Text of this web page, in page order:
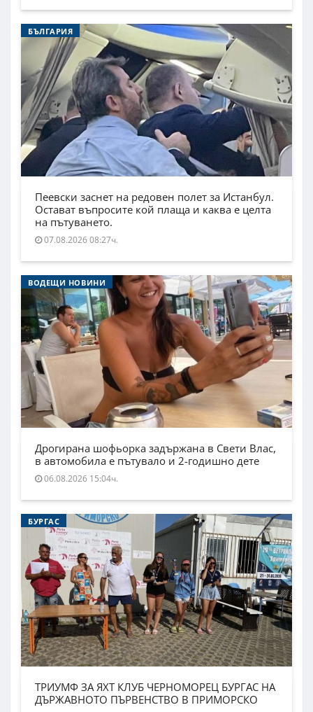
БЪЛГАРИЯ
Пеевски заснет на редовен полет за Истанбул.
Остават въпросите кой плаща и каква е целта
на пътуването.
07.08.2026 08:27ч.
ВОДЕЩИ НОВИНИ
Дрогирана шофьорка задържана в Свети Влас,
в автомобила е пътувало и 2-годишно дете
06.08.2026 15:04ч.
БУРГАС
ТРИУМФ ЗА ЯХТ КЛУБ ЧЕРНОМОРЕЦ БУРГАС НА
ДЪРЖАВНОТО ПЪРВЕНСТВО В ПРИМОРСКО